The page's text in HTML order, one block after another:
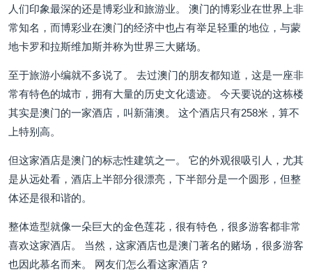
人们印象最深的还是博彩业和旅游业。 澳门的博彩业在世界上非
常知名，而博彩业在澳门的经济中也占有举足轻重的地位，与蒙
地卡罗和拉斯维加斯并称为世界三大赌场。
至于旅游小编就不多说了。 去过澳门的朋友都知道，这是一座非
常有特色的城市，拥有大量的历史文化遗迹。 今天要说的这栋楼
其实是澳门的一家酒店，叫新蒲澳。 这个酒店只有258米，算不
上特别高。
但这家酒店是澳门的标志性建筑之一。 它的外观很吸引人，尤其
是从远处看，酒店上半部分很漂亮，下半部分是一个圆形，但整
体还是很和谐的。
整体造型就像一朵巨大的金色莲花，很有特色，很多游客都非常
喜欢这家酒店。 当然，这家酒店也是澳门著名的赌场，很多游客
也因此慕名而来。 网友们怎么看这家酒店？